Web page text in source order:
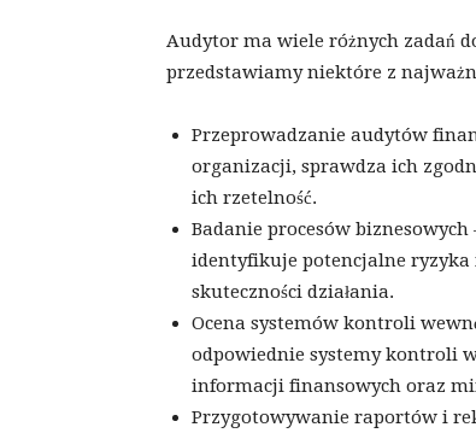
Audytor ma wiele różnych zadań
przedstawiamy niektóre z
Przeprowadzanie audytów
organizacji, sprawdza ich
ich rzetelność.
Badanie procesów
identyfikuje potencjalne ryzyka
skuteczności działania.
Ocena systemów kontroli
odpowiednie systemy kontroli
informacji finansowych oraz
Przygotowywanie raportów i